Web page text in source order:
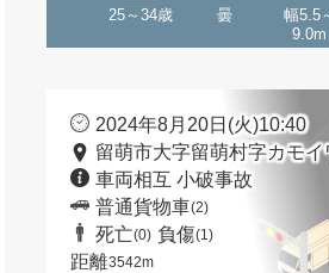
25～34歳 曇
幅5.5
9.0m
2024年8月20日(火)10:40
留萌市大字留萌村字カモイ
車両相互 小破事故
普通貨物車(2)
死亡(0) 負傷(1)
距離3542m